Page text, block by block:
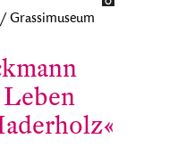
Grassimuseum
Leben